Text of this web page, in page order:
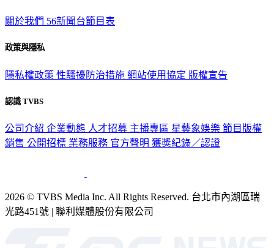
關於我們 56新聞台節目表
政策與隱私
隱私權政策 性騷擾防治措施 網站使用協定 版權宣告
認識 TVBS
公司介紹 企業動態 人才招募 主播專區 星藝象娛樂 節目版權
銷售 公開招標 業務服務 官方聲明 獲獎紀錄／認證
2026 © TVBS Media Inc. All Rights Reserved. 台北市內湖區瑞
光路451號 | 聯利媒體股份有限公司